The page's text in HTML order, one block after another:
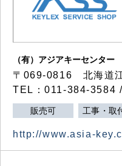
（有）アジアキーセンター
〒069-0816 北海道
TEL：011-384-3584
販売可 工事・取
http://www.asia-